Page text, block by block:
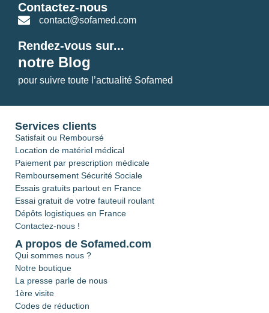
Contactez-nous
contact@sofamed.com
Rendez-vous sur...
notre Blog
pour suivre toute l’actualité Sofamed
Services clients
Satisfait ou Remboursé
Location de matériel médical
Paiement par prescription médicale
Remboursement Sécurité Sociale
Essais gratuits partout en France
Essai gratuit de votre fauteuil roulant
Dépôts logistiques en France
Contactez-nous !
A propos de Sofamed.com
Qui sommes nous ?
Notre boutique
La presse parle de nous
1ère visite
Codes de réduction